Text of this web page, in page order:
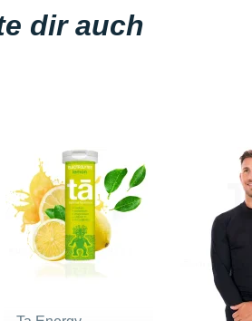
dir auch